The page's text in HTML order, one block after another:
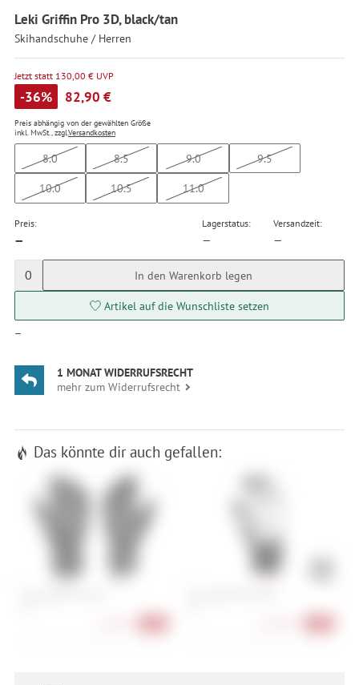
Leki Griffin Pro 3D, black/tan
Skihandschuhe / Herren
Jetzt statt 130,00 € UVP
-36% 82,90 €
Preis abhängig von der gewählten Größe
inkl. MwSt., zzgl.Versandkosten
8.0 8.5 9.0
9.5
10.0
10.5 11.0
Preis:
—
Lagerstatus:
—
Versandzeit:
—
0 In den Warenkorb legen
Artikel auf die Wunschliste setzen
—
1 MONAT WIDERRUFSRECHT
mehr zum Widerrufsrecht
Das könnte dir auch gefallen: